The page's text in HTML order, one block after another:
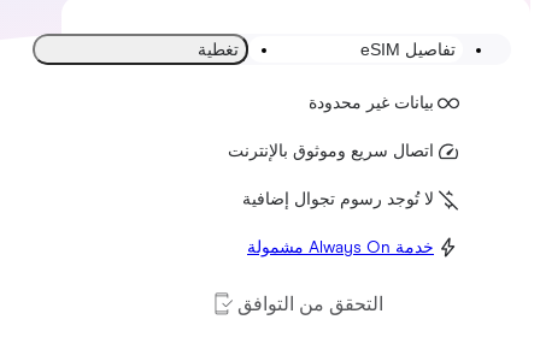
تفاصيل eSIM تغطية
بيانات غير محدودة
اتصال سريع وموثوق بالإنترنت
لا تُوجد رسوم تجوال إضافية
خدمة Always On مشمولة
التحقق من التوافق